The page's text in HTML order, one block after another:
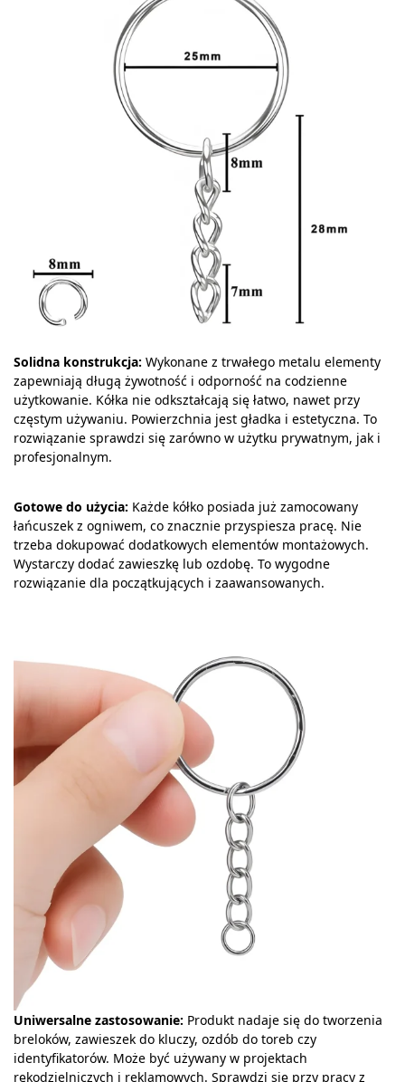
Solidna konstrukcja: Wykonane z trwałego metalu elementy
zapewniają długą żywotność i odporność na codzienne
użytkowanie. Kółka nie odkształcają się łatwo, nawet przy
częstym używaniu. Powierzchnia jest gładka i estetyczna. To
rozwiązanie sprawdzi się zarówno w użytku prywatnym, jak i
profesjonalnym.
Gotowe do użycia: Każde kółko posiada już zamocowany
łańcuszek z ogniwem, co znacznie przyspiesza pracę. Nie
trzeba dokupować dodatkowych elementów montażowych.
Wystarczy dodać zawieszkę lub ozdobę. To wygodne
rozwiązanie dla początkujących i zaawansowanych.
Uniwersalne zastosowanie: Produkt nadaje się do tworzenia
breloków, zawieszek do kluczy, ozdób do toreb czy
identyfikatorów. Może być używany w projektach
rękodzielniczych i reklamowych. Sprawdzi się przy pracy z